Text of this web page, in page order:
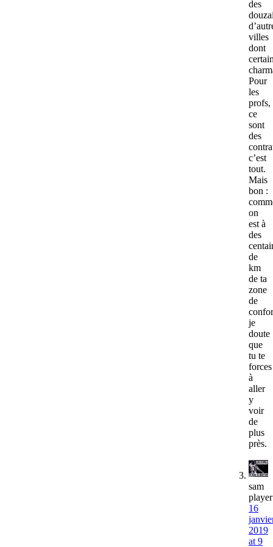
des
villes
dont
Pour
les
profs,
ce
sont
des
c’est
tout.
Mais
bon :
on
est à
des
de
km
de ta
zone
de
je
doute
que
tu te
forces
à
aller
y
voir
de
plus
près.
sam
player
16
2019
at 9